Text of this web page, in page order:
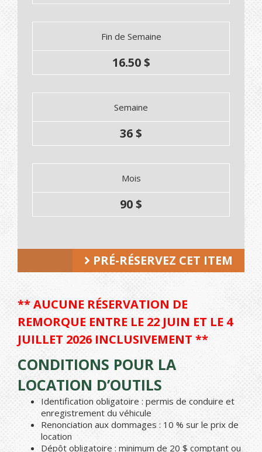
Fin de Semaine
16.50 $
Semaine
36 $
Mois
90 $
PRÉ-RÉSERVEZ CET ITEM
** AUCUNE RÉSERVATION DE
REMORQUE ENTRE LE 22 JUIN ET LE 4
JUILLET 2026 INCLUSIVEMENT **
CONDITIONS POUR LA
LOCATION D’OUTILS
Identification obligatoire : permis de conduire et
enregistrement du véhicule
Renonciation aux dommages : 10 % sur le prix de
location
Dépôt obligatoire : minimum de 20 $ comptant ou